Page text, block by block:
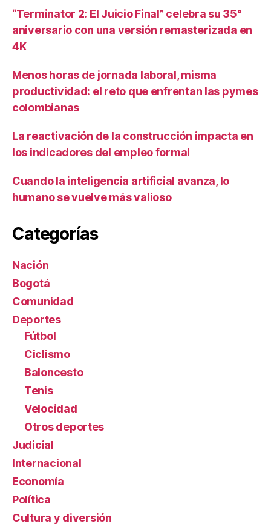
“Terminator 2: El Juicio Final” celebra su 35°
aniversario con una versión remasterizada en
4K
Menos horas de jornada laboral, misma
productividad: el reto que enfrentan las pymes
colombianas
La reactivación de la construcción impacta en
los indicadores del empleo formal
Cuando la inteligencia artificial avanza, lo
humano se vuelve más valioso
Categorías
Nación
Bogotá
Comunidad
Deportes
Fútbol
Ciclismo
Baloncesto
Tenis
Velocidad
Otros deportes
Judicial
Internacional
Economía
Política
Cultura y diversión